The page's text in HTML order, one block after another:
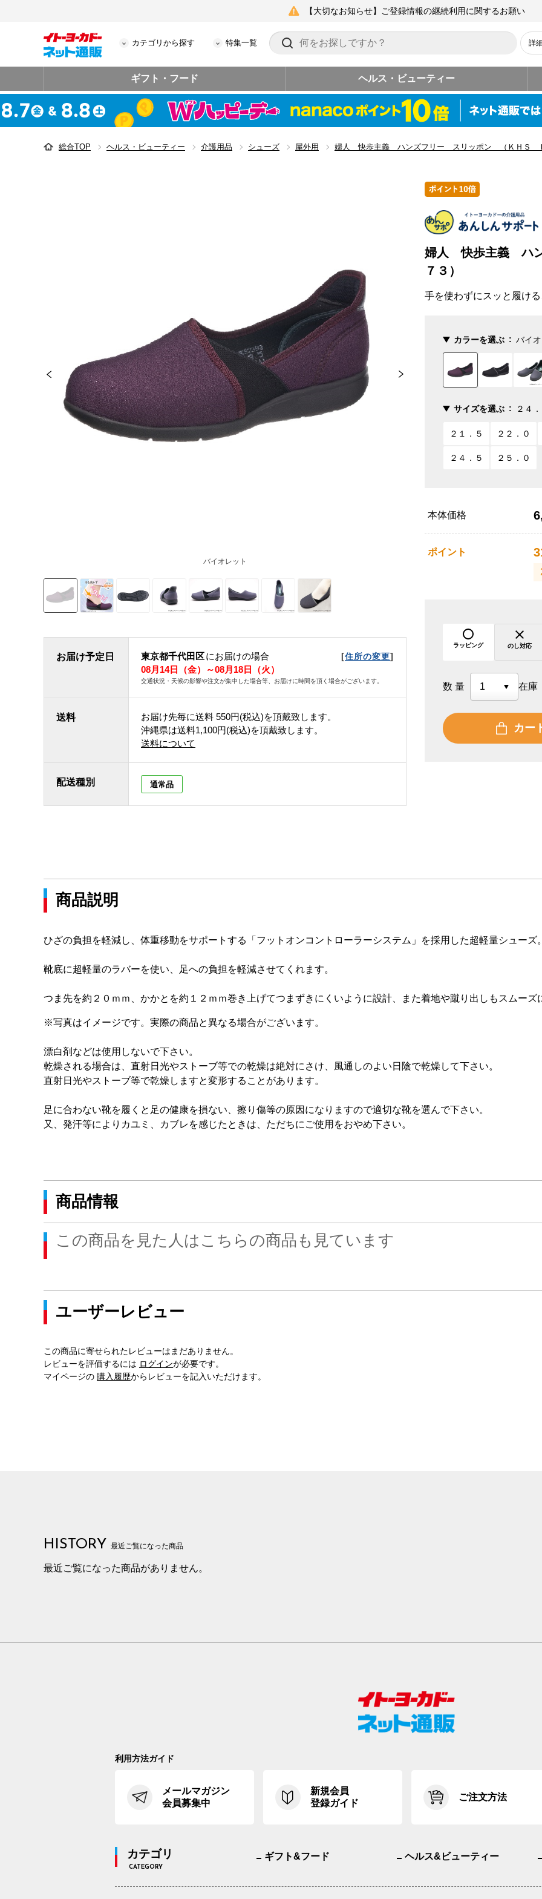
【大切なお知らせ】ご登録情報の継続利用に関するお願い
カテゴリから探す 特集一覧 詳
ギフト・フード ヘルス・ビューティー
総合TOP ヘルス・ビューティー 介護用品 シューズ 屋外用 婦人 快歩主義 ハンズフリー スリッポン （ＫＨＳ Ｌ
バイオレット
お届け予定日 東京都千代田区にお届けの場合 [住所の変更]
08月14日（金）～08月18日（火）
交通状況・天候の影響や注文が集中した場合等、お届けに時間を頂く場合がございます。
送料 お届け先毎に送料 550円(税込)を頂戴致します。
沖縄県は送料1,100円(税込)を頂戴致します。
送料について
配送種別 通常品
婦人 快歩主義 ハ
７３）
手を使わずにスッと履け
カラーを選ぶ バイ
サイズを選ぶ ２４
２１．５ ２２．０
２４．５ ２５．０
本体価格
ポイント
ラッピング のし対応
数量 在庫
カー
商品説明
ひざの負担を軽減し、体重移動をサポートする「フットオンコントローラーシステム」を採用した超軽量シューズ。
靴底に超軽量のラバーを使い、足への負担を軽減させてくれます。
つま先を約２０ｍｍ、かかとを約１２ｍｍ巻き上げてつまずきにくいように設計、また着地や蹴り出しもスムーズ
※写真はイメージです。実際の商品と異なる場合がございます。
漂白剤などは使用しないで下さい。
乾燥される場合は、直射日光やストーブ等での乾燥は絶対にさけ、風通しのよい日陰で乾燥して下さい。
直射日光やストーブ等で乾燥しますと変形することがあります。
足に合わない靴を履くと足の健康を損ない、擦り傷等の原因になりますので適切な靴を選んで下さい。
又、発汗等によりカユミ、カブレを感じたときは、ただちにご使用をおやめ下さい。
商品情報
この商品を見た人はこちらの商品も見ています
ユーザーレビュー
この商品に寄せられたレビューはまだありません。
レビューを評価するには ログインが必要です。
マイページの 購入履歴からレビューを記入いただけます。
HISTORY 最近ご覧になった商品
最近ご覧になった商品がありません。
利用方法ガイド
メールマガジン
会員募集中
新規会員
登録ガイド
ご注文方法
カテゴリ
CATEGORY
ギフト&フード ヘルス&ビューティー